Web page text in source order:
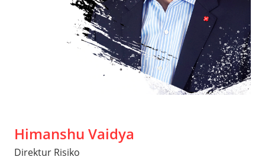
Himanshu Vaidya
Direktur Risiko